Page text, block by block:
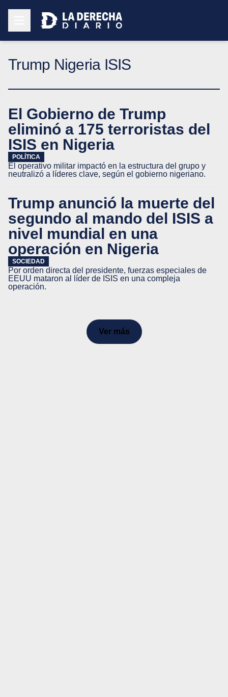
Trump Nigeria ISIS
El Gobierno de Trump
eliminó a 175 terroristas del
ISIS en Nigeria
POLÍTICA
El operativo militar impactó en la estructura del grupo y
neutralizó a líderes clave, según el gobierno nigeriano.
Trump anunció la muerte del
segundo al mando del ISIS a
nivel mundial en una
operación en Nigeria
SOCIEDAD
Por orden directa del presidente, fuerzas especiales de
EEUU mataron al líder de ISIS en una compleja
operación.
Ver más